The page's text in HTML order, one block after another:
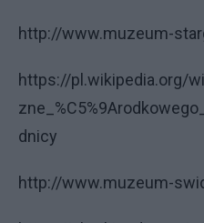
http://www.muzeum-
https://pl.wikipedia.org/
dnicy
http://www.muzeum-